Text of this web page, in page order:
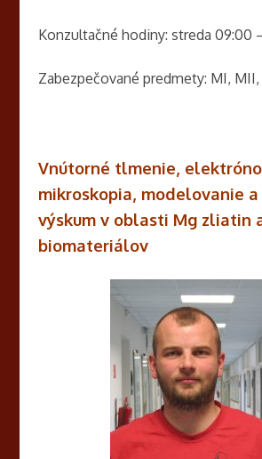
Konzultačné hodiny: streda 09:00
Zabezpečované predmety: MI, MII,
Vnútorné tlmenie,
mikroskopia, modelovanie
výskum v oblasti Mg zliatin
biomateriálov